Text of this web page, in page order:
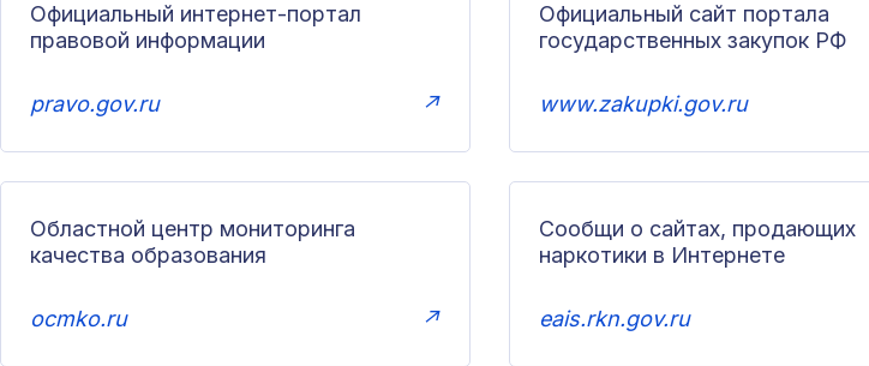
Официальный интернет-портал
правовой информации
pravo.gov.ru ↗
Официальный сайт портала
государственных закупок РФ
www.zakupki.gov.ru
Областной центр мониторинга
качества образования
ocmko.ru ↗
Сообщи о сайтах, продающих
наркотики в Интернете
eais.rkn.gov.ru